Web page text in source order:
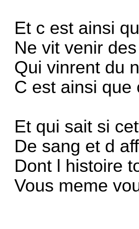
Et c est ainsi
Ne vit venir
Qui vinrent du
C est ainsi que
Et qui sait si
De sang et d
Dont l histoire
Vous meme